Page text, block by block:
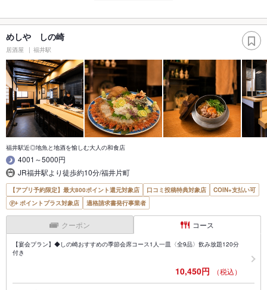
めしや しの崎
居酒屋 福井駅
福井駅近◎地魚と地酒を愉しむ大人の和食店
4001～5000円
JR福井駅より徒歩約10分/福井片町
【アプリ予約限定】最大800ポイント還元対象店 口コミ投稿特典対象店
COIN+支払い可
ポイントプラス対象店
適格請求書発行事業者
クーポン コース
【宴会プラン】◆しの崎おすすめの季節会席コース1人一皿〈全9品〉飲み放題120分
付き
10,450円 （税込）